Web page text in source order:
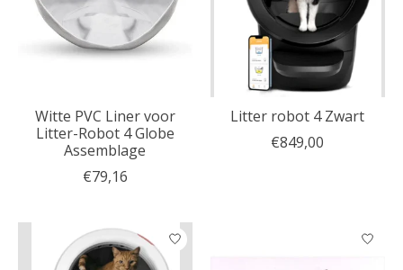
Witte PVC Liner voor
Litter-Robot 4 Globe
Assemblage
€79,16
Litter robot 4 Zwart
€849,00